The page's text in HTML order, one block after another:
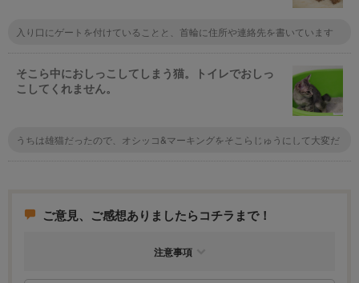
入り口にゲートを付けていることと、首輪に住所や連絡先を書いています
なんでしょうけど。
そこら中におしっこしてしまう猫。トイレでおしっ
こしてくれません。
うちは雄猫だったので、オシッコ&マーキングをそこらじゅうにして大変だ
ないという事で、精神安定剤を1ヶ月半程処方してもらって、今は治り、良
ご意見、ご感想ありましたらコチラまで！
注意事項